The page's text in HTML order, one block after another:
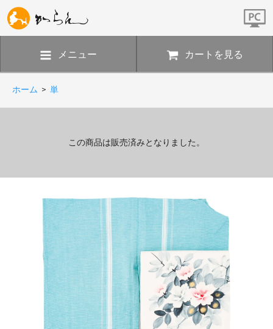
メニュー カートを見る
ホーム > 単
この商品は販売済みとなりました。